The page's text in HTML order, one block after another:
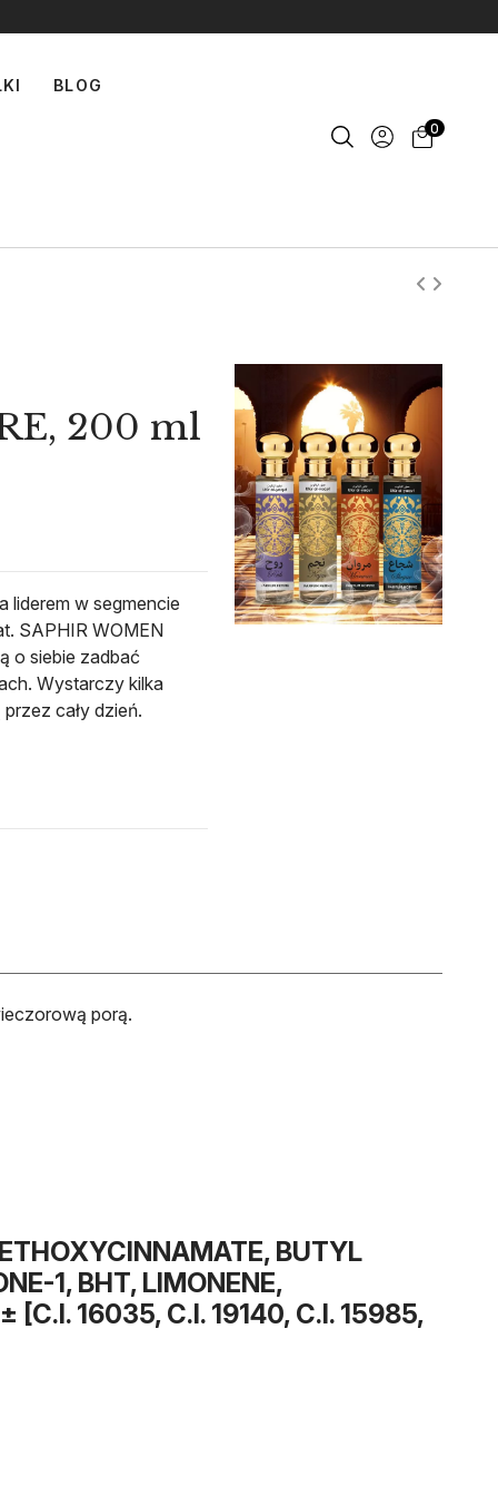
BLOG
0
200 ml
liderem w segmencie
SAPHIR WOMEN
o siebie zadbać
Wystarczy kilka
cały dzień.
porą.
BUTYL
1, BHT, LIMONENE,
[C.I. 16035, C.I. 19140, C.I. 15985,